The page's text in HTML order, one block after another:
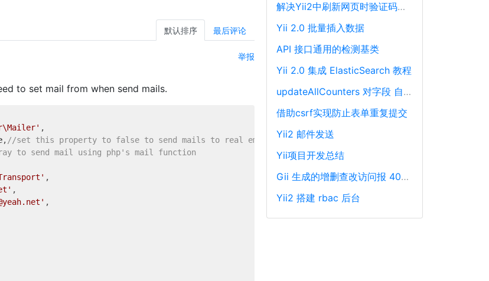
默认排序 最后评论
举报
to set mail from when send mails.
,
, //set this property to false to send mails to real email addresses
to send mail using php's mail function
,
,
,
解决Yii2中刷新网页时验证码不刷新的问题
Yii 2.0 批量插入数据
API 接口通用的检测基类
Yii 2.0 集成 ElasticSearch 教程
updateAllCounters 对字段 自动加一 或 减一
借助csrf实现防止表单重复提交
Yii2 邮件发送
Yii项目开发总结
Gii 生成的增删查改访问报 404 错误解决方法
Yii2 搭建 rbac 后台